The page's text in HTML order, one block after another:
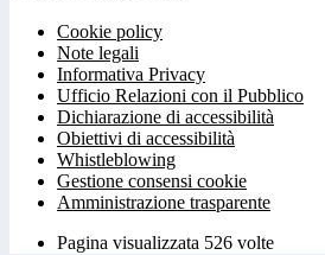
Cookie policy
Note legali
Informativa Privacy
Ufficio Relazioni con il Pubblico
Dichiarazione di accessibilità
Obiettivi di accessibilità
Whistleblowing
Gestione consensi cookie
Amministrazione trasparente
Pagina visualizzata 526 volte